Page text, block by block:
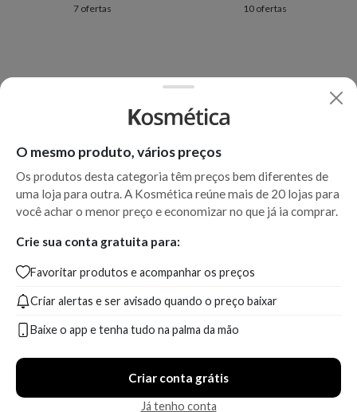
7 ofertas 10 ofertas
O mesmo produto, vários preços
Os produtos desta categoria têm preços bem diferentes de
uma loja para outra. A Kosmética reúne mais de 20 lojas para
você achar o menor preço e economizar no que já ia comprar.
Crie sua conta gratuita para:
Favoritar produtos e acompanhar os preços
Criar alertas e ser avisado quando o preço baixar
Baixe o app e tenha tudo na palma da mão
Criar conta grátis
Já tenho conta